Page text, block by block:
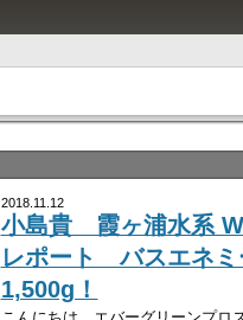
2018.11.12
小島貴 霞ヶ浦水系
レポート バスエネミ
1,500g！